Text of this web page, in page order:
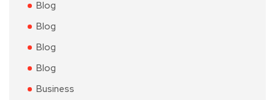
Blog
Blog
Blog
Blog
Business